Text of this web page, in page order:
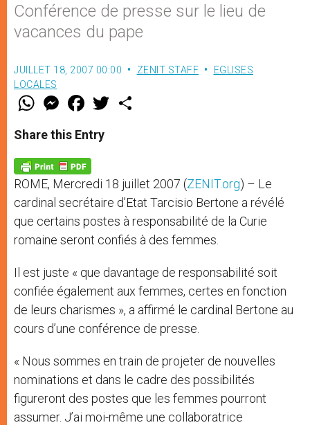
Conférence de presse sur le lieu de
vacances du pape
JUILLET 18, 2007 00:00 ZENIT STAFF
EGLISES
LOCALES
W
t
s
p
p
M
e
s
e
g
e
r
F
a
e
b
o
k
w
Share this Entry
ROME, Mercredi 18 juillet 2007 (ZENIT.org) – Le
cardinal secrétaire d’Etat Tarcisio Bertone a révélé
que certains postes à responsabilité de la Curie
romaine seront confiés à des femmes.
Il est juste « que davantage de responsabilité soit
confiée également aux femmes, certes en fonction
de leurs charismes », a affirmé le cardinal Bertone au
cours d’une conférence de presse.
« Nous sommes en train de projeter de nouvelles
nominations et dans le cadre des possibilités
figureront des postes que les femmes pourront
assumer. J’ai moi-même une collaboratrice